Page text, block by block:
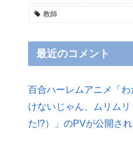
教師
最近のコメント
百合ハーレムアニメ「
けないじゃん、ムリム
た!?）」のPVが公開さ